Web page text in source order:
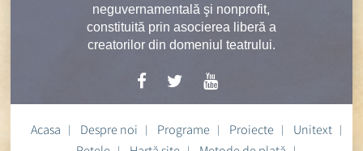
neguvernamentală şi nonprofit,
constituită prin asocierea liberă a
creatorilor din domeniul teatrului.
Acasa Despre noi Programe Proiecte
Unitext